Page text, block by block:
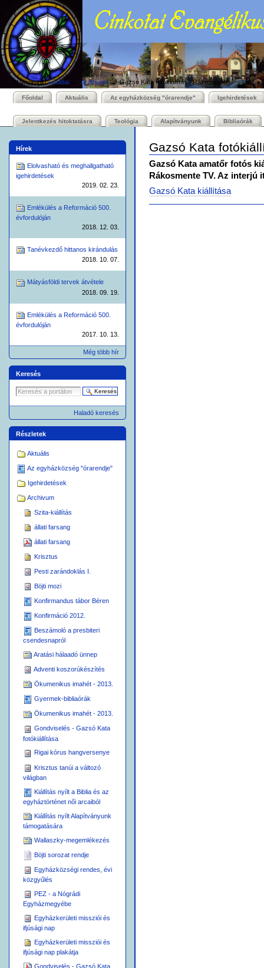
tartalomhoz
Ugrás
a
navigációhoz
Személyes
eszközök
Itt vagyunk: Főoldal →Archivum →Gazsó Kata fotókiállítása Rákoskerten
Bekezdések
Főoldal Aktuális Az egyházközség "órarendje" Igehirdetések
Jelentkezés hitoktatásra Teológia Alapítványunk Bibliaórák
Hírek
Elolvasható és meghallgatható
igehirdetések
2019. 02. 23.
Emlékülés a Reformáció 500.
évfordulóján
2018. 12. 03.
Tanévkezdő hittanos kirándulás
2018. 10. 07.
Mátyásföldi tervek átvétele
2018. 09. 19.
Emlékülés a Reformáció 500.
évfordulóján
2017. 10. 13.
Még több hír
Keresés
Haladó keresés
Részletek
Aktuális
Az egyházközség "órarendje"
Igehirdetések
Archivum
Szita-kiállítás
állati farsang
állati farsang
Krisztus
Pesti zarándoklás I.
Böjti mozi
Konfirmandus tábor Béren
Konfirmáció 2012.
Beszámoló a presbiteri
csendesnapról
Aratási hálaadó ünnep
Adventi koszorúkészítés
Ökumenikus imahét - 2013.
Gyermek-bibliaórák
Ökumenikus imahét - 2013.
Gondviselés - Gazsó Kata
fotókiállítása
Rigai kórus hangversenye
Krisztus tanúi a változó
világban
Kiállítás nyílt a Biblia és az
egyháztörténet női arcaiból
Kiállítás nyílt Alapítványunk
támogatására
Wallaszky-megemlékezés
Böjti sorozat rendje
Egyházközségi rendes, évi
közgyűlés
PEZ - a Nógrádi
Egyházmegyébe
Egyházkerületi missziói és
ifjúsági nap
Egyházkerületi missziói és
ifjúsági nap plakátja
Gondviselés - Gazsó Kata
Gazsó Kata
Gazsó Kata amatőr fotós
Rákosmente TV. Az interjú
Gazsó Kata kiállítása